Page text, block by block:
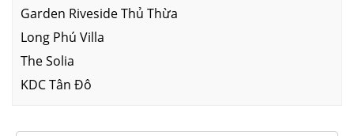
Garden Riveside Thủ Thừa
Long Phú Villa
The Solia
KDC Tân Đô